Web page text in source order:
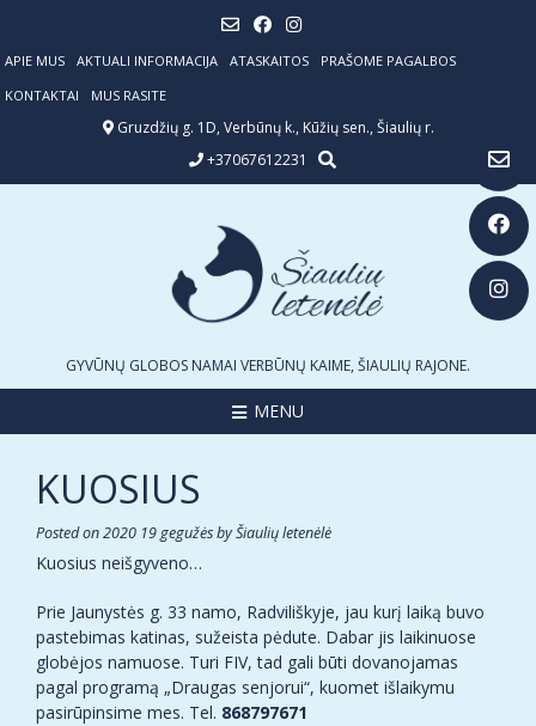
content
APIE MUS AKTUALI INFORMACIJA ATASKAITOS
PRAŠOME PAGALBOS
KONTAKTAI
MUS RASITE
Gruzdžių g. 1D, Verbūnų k., Kūžių sen., Šiaulių r.
+37067612231
GYVŪNŲ GLOBOS NAMAI VERBŪNŲ KAIME, ŠIAULIŲ RAJONE.
MENU
KUOSIUS
Posted on2020 19 gegužėsbyŠiaulių letenėlė
Kuosius neišgyveno…
Prie Jaunystės g. 33 namo, Radviliškyje, jau kurį laiką buvo
pastebimas katinas, sužeista pėdute. Dabar jis laikinuose
globėjos namuose. Turi FIV, tad gali būti dovanojamas
pagal programą „Draugas senjorui“, kuomet išlaikymu
pasirūpinsime mes. Tel. 868797671